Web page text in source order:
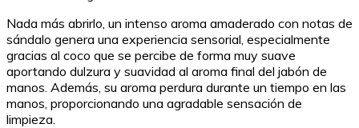
Nada más abrirlo, un intenso aroma amaderado con notas de
sándalo genera una experiencia sensorial, especialmente
gracias al coco que se percibe de forma muy suave
aportando dulzura y suavidad al aroma final del jabón de
manos. Además, su aroma perdura durante un tiempo en las
manos, proporcionando una agradable sensación de
limpieza.